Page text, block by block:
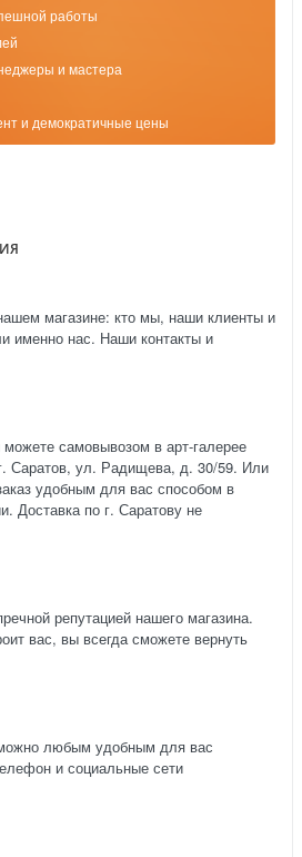
работы
и мастера
и демократичные цены
магазине: кто мы, наши клиенты и
именно нас. Наши контакты и
самовывозом в арт-галерее
Саратов, ул. Радищева, д. 30/59. Или
удобным для вас способом в
Доставка по г. Саратову не
репутацией нашего магазина.
вас, вы всегда сможете вернуть
любым удобным для вас
и социальные сети